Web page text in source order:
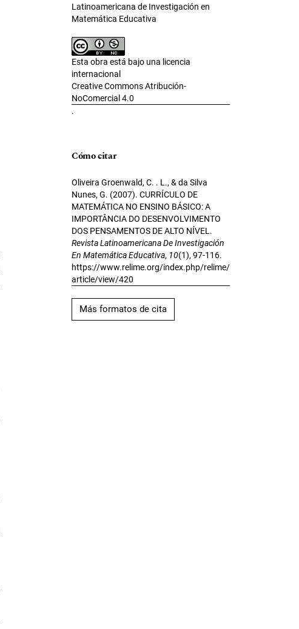
Latinoamericana de Investigación en
Matemática Educativa
Esta obra está bajo una licencia
internacional
Creative Commons Atribución-
NoComercial 4.0
.
Cómo citar
Oliveira Groenwald, C. . L., & da Silva
Nunes, G. (2007). CURRÍCULO DE
MATEMÁTICA NO ENSINO BÁSICO: A
IMPORTÂNCIA DO DESENVOLVIMENTO
DOS PENSAMENTOS DE ALTO NÍVEL.
Revista Latinoamericana De Investigación
En Matemática Educativa, 10(1), 97-116.
https://www.relime.org/index.php/relime/
article/view/420
Más formatos de cita